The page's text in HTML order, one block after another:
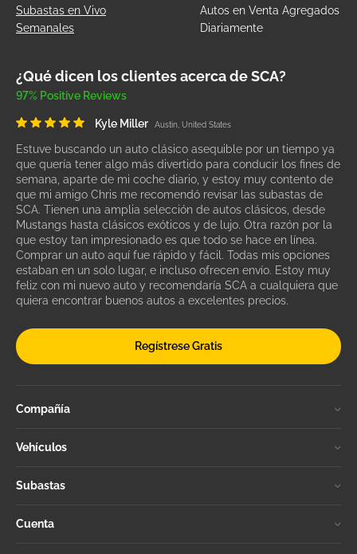
Subastas en Vivo
Semanales
Autos en Venta Agregados
Diariamente
¿Qué dicen los clientes acerca de SCA?
97% Positive Reviews
Kyle Miller Austin, United States
Estuve buscando un auto clásico asequible por un tiempo ya
que quería tener algo más divertido para conducir los fines de
semana, aparte de mi coche diario, y estoy muy contento de
que mi amigo Chris me recomendó revisar las subastas de
SCA. Tienen una amplia selección de autos clásicos, desde
Mustangs hasta clásicos exóticos y de lujo. Otra razón por la
que estoy tan impresionado es que todo se hace en línea.
Comprar un auto aquí fue rápido y fácil. Todas mis opciones
estaban en un solo lugar, e incluso ofrecen envío. Estoy muy
feliz con mi nuevo auto y recomendaría SCA a cualquiera que
quiera encontrar buenos autos a excelentes precios.
Regístrese Gratis
Compañía
Vehículos
Subastas
Cuenta